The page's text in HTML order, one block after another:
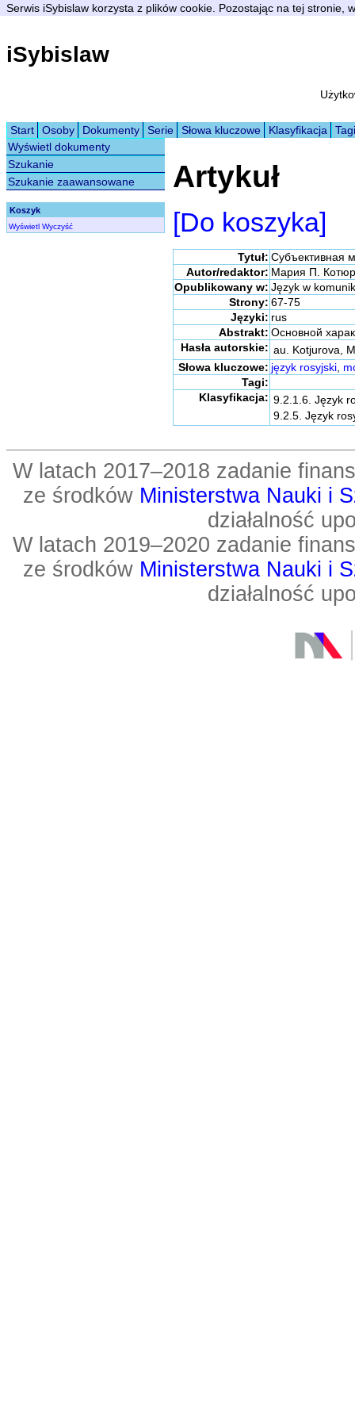
Serwis iSybislaw korzysta z plików cookie. Pozostając na tej stronie,
iSybislaw
Start Osoby Dokumenty Serie Słowa kluczowe Klasyfikacja
Tagi
Wyświetl dokumenty
Szukanie
Szukanie zaawansowane
Koszyk
Wyświetl Wyczyść
Artykuł
[Do koszyka]
Tytuł: Субъективная
Autor/redaktor: Мария П.
Opublikowany w: Język w
Strony: 67-75
Języki: rus
Abstrakt: Основной
Hasła autorskie: au. Kotjurova,
Słowa kluczowe: język rosyjski,
Tagi:
Klasyfikacja: 9.2.1.6. Język
9.2.5. Język
W latach 2017–2018 zadanie
ze środków Ministerstwa Nauki i
działalność
W latach 2019–2020 zadanie
ze środków Ministerstwa Nauki i
działalność